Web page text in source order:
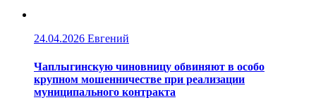
24.04.2026 Евгений
Чаплыгинскую чиновницу обвиняют в особо
крупном мошенничестве при реализации
муниципального контракта